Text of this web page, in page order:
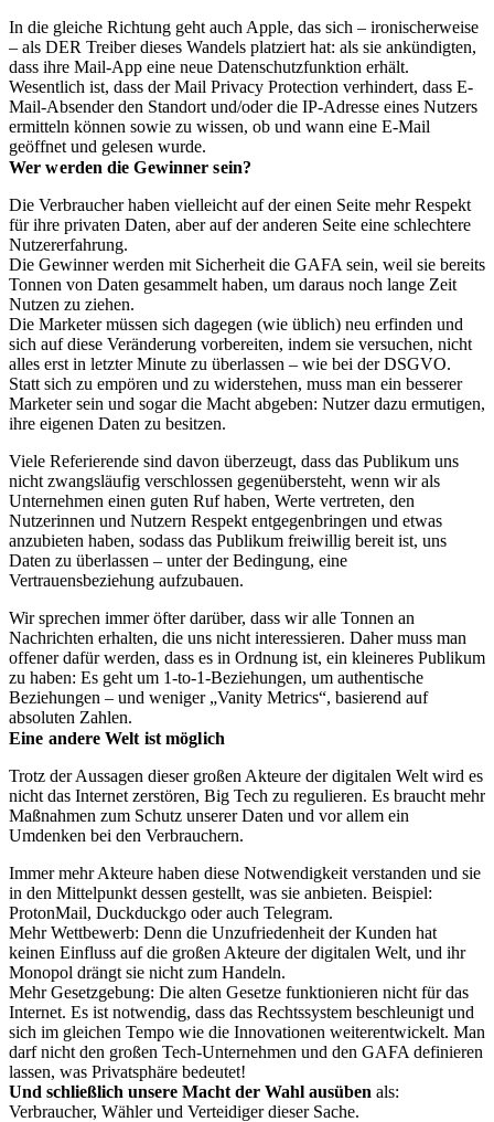
In die gleiche Richtung geht auch Apple, das sich – ironischerweise
– als DER Treiber dieses Wandels platziert hat: als sie ankündigten,
dass ihre Mail-App eine neue Datenschutzfunktion erhält.
Wesentlich ist, dass der Mail Privacy Protection verhindert, dass E-
Mail-Absender den Standort und/oder die IP-Adresse eines Nutzers
ermitteln können sowie zu wissen, ob und wann eine E-Mail
geöffnet und gelesen wurde.
Wer werden die Gewinner sein?
Die Verbraucher haben vielleicht auf der einen Seite mehr Respekt
für ihre privaten Daten, aber auf der anderen Seite eine schlechtere
Nutzererfahrung.
Die Gewinner werden mit Sicherheit die GAFA sein, weil sie bereits
Tonnen von Daten gesammelt haben, um daraus noch lange Zeit
Nutzen zu ziehen.
Die Marketer müssen sich dagegen (wie üblich) neu erfinden und
sich auf diese Veränderung vorbereiten, indem sie versuchen, nicht
alles erst in letzter Minute zu überlassen – wie bei der DSGVO.
Statt sich zu empören und zu widerstehen, muss man ein besserer
Marketer sein und sogar die Macht abgeben: Nutzer dazu ermutigen,
ihre eigenen Daten zu besitzen.
Viele Referierende sind davon überzeugt, dass das Publikum uns
nicht zwangsläufig verschlossen gegenübersteht, wenn wir als
Unternehmen einen guten Ruf haben, Werte vertreten, den
Nutzerinnen und Nutzern Respekt entgegenbringen und etwas
anzubieten haben, sodass das Publikum freiwillig bereit ist, uns
Daten zu überlassen – unter der Bedingung, eine
Vertrauensbeziehung aufzubauen.
Wir sprechen immer öfter darüber, dass wir alle Tonnen an
Nachrichten erhalten, die uns nicht interessieren. Daher muss man
offener dafür werden, dass es in Ordnung ist, ein kleineres Publikum
zu haben: Es geht um 1-to-1-Beziehungen, um authentische
Beziehungen – und weniger „Vanity Metrics“, basierend auf
absoluten Zahlen.
Eine andere Welt ist möglich
Trotz der Aussagen dieser großen Akteure der digitalen Welt wird es
nicht das Internet zerstören, Big Tech zu regulieren. Es braucht mehr
Maßnahmen zum Schutz unserer Daten und vor allem ein
Umdenken bei den Verbrauchern.
Immer mehr Akteure haben diese Notwendigkeit verstanden und sie
in den Mittelpunkt dessen gestellt, was sie anbieten. Beispiel:
ProtonMail, Duckduckgo oder auch Telegram.
Mehr Wettbewerb: Denn die Unzufriedenheit der Kunden hat
keinen Einfluss auf die großen Akteure der digitalen Welt, und ihr
Monopol drängt sie nicht zum Handeln.
Mehr Gesetzgebung: Die alten Gesetze funktionieren nicht für das
Internet. Es ist notwendig, dass das Rechtssystem beschleunigt und
sich im gleichen Tempo wie die Innovationen weiterentwickelt. Man
darf nicht den großen Tech-Unternehmen und den GAFA definieren
lassen, was Privatsphäre bedeutet!
Und schließlich unsere Macht der Wahl ausüben als:
Verbraucher, Wähler und Verteidiger dieser Sache.